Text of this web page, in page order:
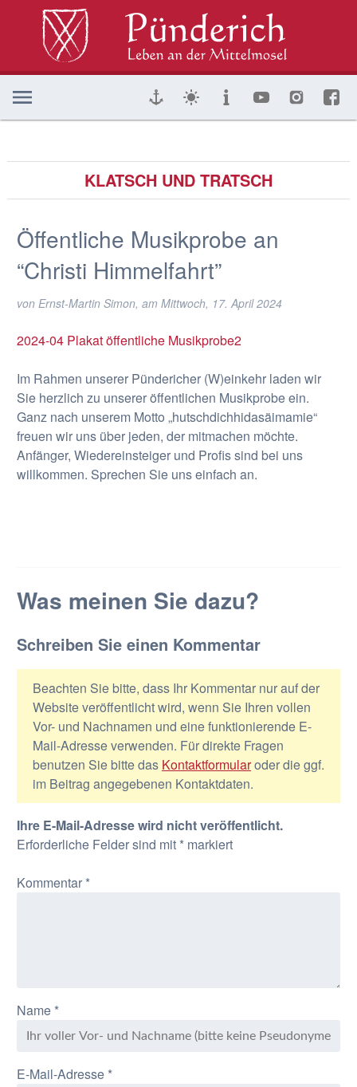
KLATSCH UND TRATSCH
Öffentliche Musikprobe an
“Christi Himmelfahrt”
von Ernst-Martin Simon, am Mittwoch, 17. April 2024
2024-04 Plakat öffentliche Musikprobe2
Im Rahmen unserer Pündericher (W)einkehr laden wir
Sie herzlich zu unserer öffentlichen Musikprobe ein.
Ganz nach unserem Motto „hutschdichhidasäimamie“
freuen wir uns über jeden, der mitmachen möchte.
Anfänger, Wiedereinsteiger und Profis sind bei uns
willkommen. Sprechen Sie uns einfach an.
Was meinen Sie dazu?
Schreiben Sie einen Kommentar
Beachten Sie bitte, dass Ihr Kommentar nur auf der
Website veröffentlicht wird, wenn Sie Ihren vollen
Vor- und Nachnamen und eine funktionierende E-
Mail-Adresse verwenden. Für direkte Fragen
benutzen Sie bitte das Kontaktformularoder die ggf.
im Beitrag angegebenen Kontaktdaten.
Ihre E-Mail-Adresse wird nicht veröffentlicht.
Erforderliche Felder sind mit *markiert
Kommentar *
Name *
E-Mail-Adresse *